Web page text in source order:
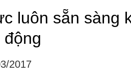
luôn sẵn sàng
2017